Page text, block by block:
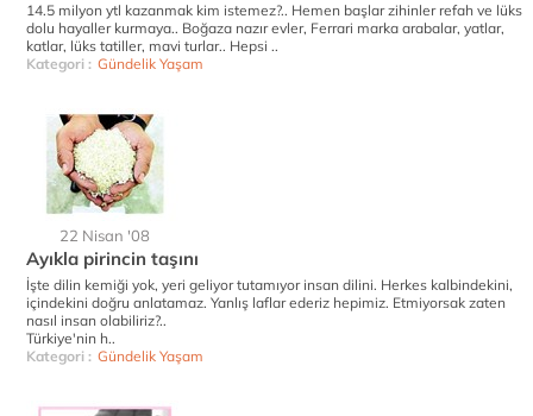
14.5 milyon ytl kazanmak kim istemez?.. Hemen başlar zihinler refah ve lüks
dolu hayaller kurmaya.. Boğaza nazır evler, Ferrari marka arabalar, yatlar,
katlar, lüks tatiller, mavi turlar.. Hepsi ..
Kategori : Gündelik Yaşam
22 Nisan '08
Ayıkla pirincin taşını
İşte dilin kemiği yok, yeri geliyor tutamıyor insan dilini. Herkes kalbindekini,
içindekini doğru anlatamaz. Yanlış laflar ederiz hepimiz. Etmiyorsak zaten
nasıl insan olabiliriz?..
Türkiye'nin h..
Kategori : Gündelik Yaşam